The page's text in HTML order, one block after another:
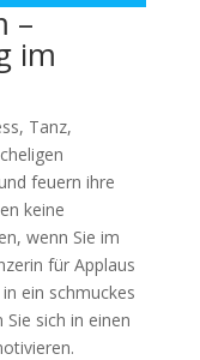
–
im
Tanz,
feuern ihre
keine
wenn Sie im
für Applaus
ein schmuckes
sich in einen